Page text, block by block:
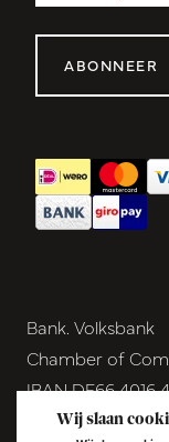
ABONNEER
Bank. Volksbank
Chamber of
IBAN DE66 4016
BICWij slaan